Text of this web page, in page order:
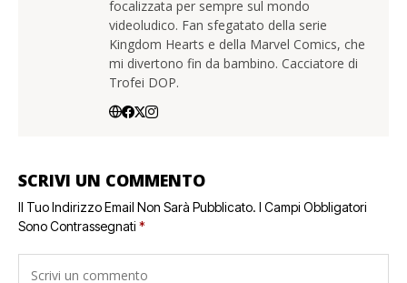
focalizzata per sempre sul mondo
videoludico. Fan sfegatato della serie
Kingdom Hearts e della Marvel Comics, che
mi divertono fin da bambino. Cacciatore di
Trofei DOP.
SCRIVI UN COMMENTO
Il Tuo Indirizzo Email Non Sarà Pubblicato. I Campi Obbligatori
Sono Contrassegnati *